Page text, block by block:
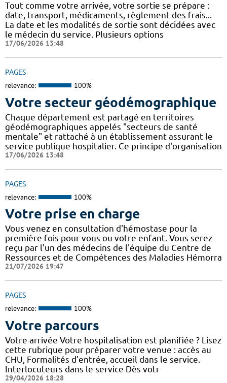
Tout comme votre arrivée, votre sortie se prépare :
date, transport, médicaments, règlement des frais...
La date et les modalités de sortie sont décidées avec
le médecin du service. Plusieurs options
17/06/2026 13:48
PAGES
relevance: 100%
Votre secteur géodémographique
Chaque département est partagé en territoires
géodémographiques appelés "secteurs de santé
mentale" et rattaché à un établissement assurant le
service publique hospitalier. Ce principe d'organisation
17/06/2026 13:48
PAGES
relevance: 100%
Votre prise en charge
Vous venez en consultation d'hémostase pour la
première fois pour vous ou votre enfant. Vous serez
reçu par l'un des médecins de l'équipe du Centre de
Ressources et de Compétences des Maladies Hémorra
21/07/2026 19:47
PAGES
relevance: 100%
Votre parcours
Votre arrivée Votre hospitalisation est planifiée ? Lisez
cette rubrique pour préparer votre venue : accès au
CHU, Formalités d'entrée, accueil dans le service.
Interlocuteurs dans le service Dès votr
29/04/2026 18:28